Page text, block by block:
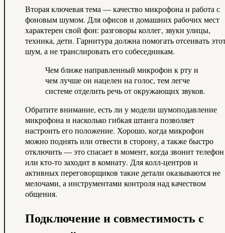
Вторая ключевая тема — качество микрофона и работа с
фоновым шумом. Для офисов и домашних рабочих мест
характерен свой фон: разговоры коллег, звуки улицы,
техника, дети. Гарнитура должна помогать отсеивать
шум, а не транслировать его собеседникам.
Чем ближе направленный микрофон к рту и
чем лучше он нацелен на голос, тем легче
системе отделить речь от окружающих звуков.
Обратите внимание, есть ли у модели шумоподавление
микрофона и насколько гибкая штанга позволяет
настроить его положение. Хорошо, когда микрофон
можно поднять или отвести в сторону, а также быстро
отключить — это спасает в момент, когда звонит телефон
или кто-то заходит в комнату. Для колл-центров и
активных переговорщиков такие детали оказываются не
мелочами, а инструментами контроля над качеством
общения.
Подключение и совместимость с